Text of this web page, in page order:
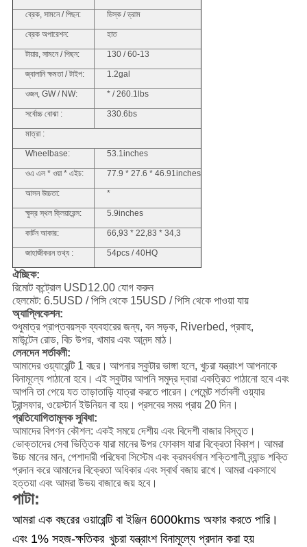
ব্রেক, সামনে / পিছন: ডিস্ক / ড্রাম
ব্রেক অপারেশন: হাত
টায়ার, সামনে / পিছন: 130 / 60-13
জ্বালানি ক্ষমতা / টাইপ: 1.2gal
ওজন, GW / NW: * / 260.1lbs
সর্বোচ্চ বোঝা : 330.6bs
মাত্রা :
Wheelbase: 53.1inches
ওএ এল * ওয়া * এইচ: 77.9 * 27.6 * 46.91inches
আসন উচ্চতা: *
ক্ষুদ্র স্থল ক্লিয়ারেন্স: 5.9inches
কার্টন আকার: 66,93 * 22,83 * 34,3
জাহাজীকরন তথ্য : 54pcs / 40HQ
ঐচ্ছিক:
রিমোট কন্ট্রোল USD12.00 যোগ করুন
হেলমেট: 6.5USD / পিসি থেকে 15USD / পিসি থেকে পাওয়া যায়
অ্যাপ্লিকেশন:
শুধুমাত্র প্রাপ্তবয়স্ক ব্যবহারের জন্য, বন সড়ক, Riverbed, প্রবাহ,
মাউন্টেন রোড, বিচ উপর, খামার এবং আনন্দ মাঠ।
লেনদেন শর্তাবলী:
আমাদের ওয়্যারেন্টি 1 বছর। আপনার স্কুটার ভাঙ্গা হলে, খুচরা যন্ত্রাংশ আপনাকে
বিনামূল্যে পাঠানো হবে। এই স্কুটার আপনি সমুদ্র দ্বারা একত্রিত পাঠানো হবে এবং
আপনি তা পেয়ে যত তাড়াতাড়ি যাত্রা করতে পারেন। পেমেন্ট শর্তাবলী ওয়্যার
ট্রান্সফার, ওয়েস্টার্ন ইউনিয়ন বা হয়। প্রসবের সময় প্রায় 20 দিন।
প্রতিযোগিতামূলক সুবিধা:
আমাদের বিপণন কৌশল: একই সময়ে দেশীয় এবং বিদেশী বাজার বিস্তৃত।
ভোক্তাদের সেবা ভিত্তিক যারা মানের উপর ফোকাস যারা বিক্রেতা বিকাশ। আমরা
উচ্চ মানের মান, পেশাদারী পরিষেবা সিস্টেম এবং ক্রমবর্ধমান শক্তিশালী ব্র্যান্ড শক্তি
প্রদান করে আমাদের বিক্রেতা অধিকার এবং স্বার্থ বজায় রাখে। আমরা একসাথে
হত্তয়া এবং আমরা উভয় বাজারে জয় হবে।
পাটা:
আমরা এক বছরের ওয়ারেন্টি বা ইঞ্জিন 6000kms অফার করতে পারি।
এবং 1% সহজ-ক্ষতিকর খুচরা যন্ত্রাংশ বিনামূল্যে প্রদান করা হয়